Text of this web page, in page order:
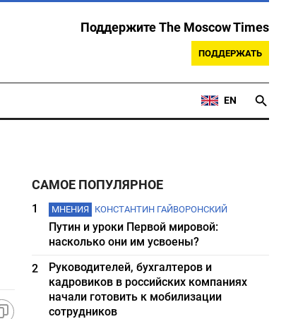
Поддержите The Moscow Times
ПОДДЕРЖАТЬ
EN
САМОЕ ПОПУЛЯРНОЕ
1 МНЕНИЯ КОНСТАНТИН ГАЙВОРОНСКИЙ
Путин и уроки Первой мировой:
насколько они им усвоены?
2
Руководителей, бухгалтеров и
кадровиков в российских компаниях
начали готовить к мобилизации
сотрудников